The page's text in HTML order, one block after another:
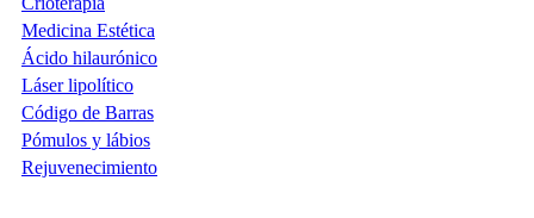
Medicina Estética
Ácido hilaurónico
Láser lipolítico
Código de Barras
Pómulos y lábios
Rejuvenecimiento